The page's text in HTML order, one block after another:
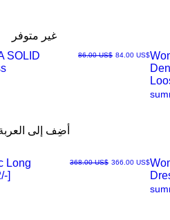
غير متوفر
SOLID
سعر عادي
‏86.00 US$ سعر البيع‏84.00 US$
أضِف إلى
العرض
Long
]
سعر عادي‏368.00 US$ سعر البيع‏366.00 US$
العرض